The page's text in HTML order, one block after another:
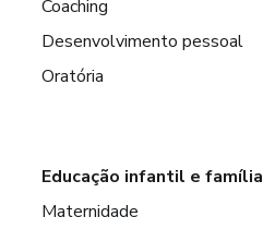
Coaching
Desenvolvimento pessoal
Oratória
Educação infantil e família
Maternidade